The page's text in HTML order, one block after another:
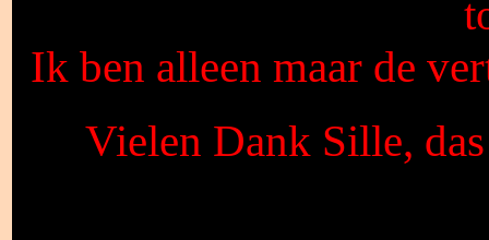
Ik ben alleen maar de
Vielen Dank Sille,